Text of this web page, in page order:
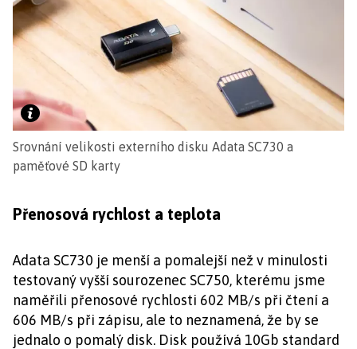
Srovnání velikosti externího disku Adata SC730 a
paměťové SD karty
Přenosová rychlost a teplota
Adata SC730 je menší a pomalejší než v minulosti
testovaný vyšší sourozenec SC750, kterému jsme
naměřili přenosové rychlosti 602 MB/s při čtení a
606 MB/s při zápisu, ale to neznamená, že by se
jednalo o pomalý disk. Disk používá 10Gb standard